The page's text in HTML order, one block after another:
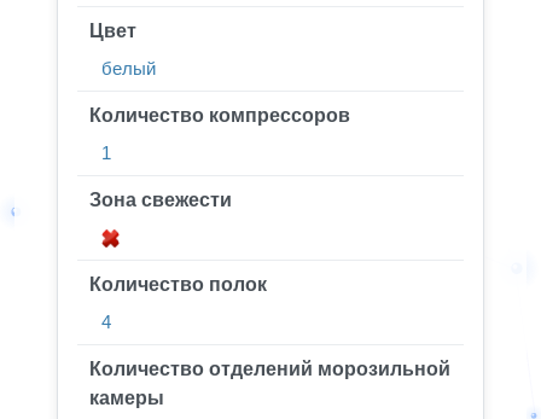
Цвет
белый
Количество компрессоров
1
Зона свежести
Количество полок
4
Количество отделений морозильной
камеры